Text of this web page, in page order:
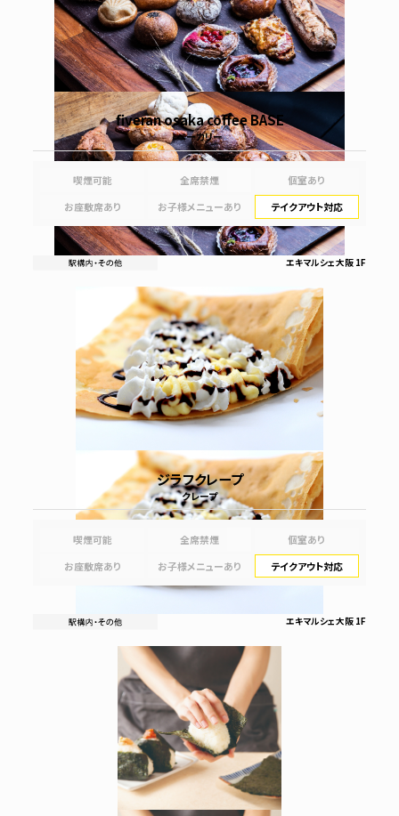
fiveran osaka coffee BASE
ベーカリー
喫煙可能 全席禁煙
個室あり
お座敷席あり
お子様メニューあり テイクアウト対応
エキマルシェ大阪 1F
ジラフクレープ
クレープ
喫煙可能 全席禁煙
個室あり
お座敷席あり
お子様メニューあり テイクアウト対応
エキマルシェ大阪 1F